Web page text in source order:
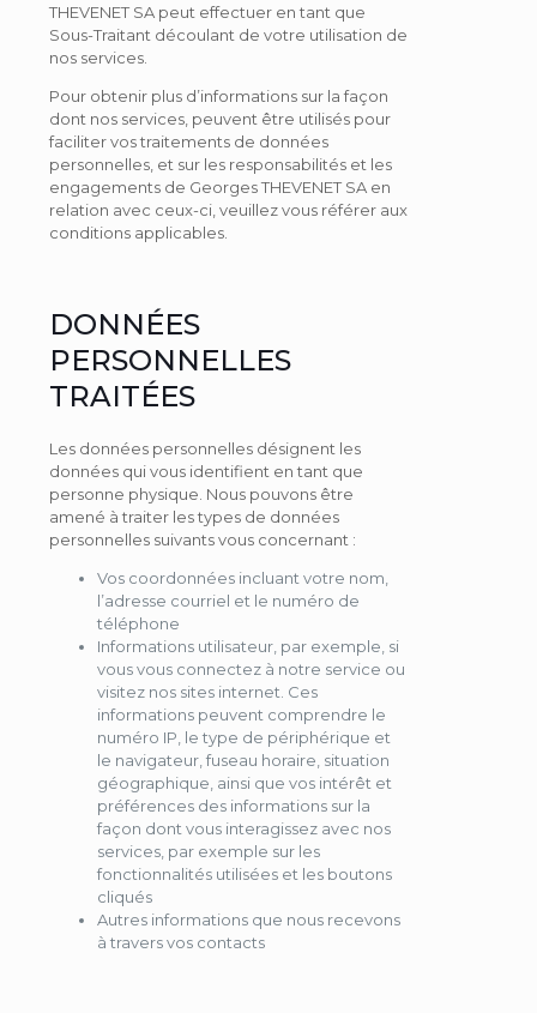
THEVENET SA peut effectuer en tant que
Sous-Traitant découlant de votre utilisation de
nos services.
Pour obtenir plus d’informations sur la façon
dont nos services, peuvent être utilisés pour
faciliter vos traitements de données
personnelles, et sur les responsabilités et les
engagements de Georges THEVENET SA en
relation avec ceux-ci, veuillez vous référer aux
conditions applicables.
DONNÉES
PERSONNELLES
TRAITÉES
Les données personnelles désignent les
données qui vous identifient en tant que
personne physique. Nous pouvons être
amené à traiter les types de données
personnelles suivants vous concernant :
Vos coordonnées incluant votre nom,
l’adresse courriel et le numéro de
téléphone
Informations utilisateur, par exemple, si
vous vous connectez à notre service ou
visitez nos sites internet. Ces
informations peuvent comprendre le
numéro IP, le type de périphérique et
le navigateur, fuseau horaire, situation
géographique, ainsi que vos intérêt et
préférences des informations sur la
façon dont vous interagissez avec nos
services, par exemple sur les
fonctionnalités utilisées et les boutons
cliqués
Autres informations que nous recevons
à travers vos contacts